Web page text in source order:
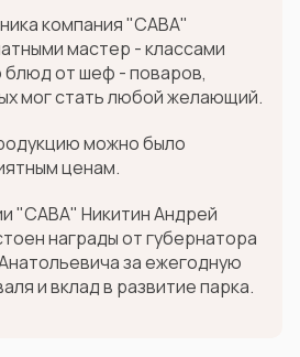
компания "САВА"
мастер - классами
от шеф - поваров,
мог стать любой желающий.
можно было
ценам.
"САВА" Никитин Андрей
награды от губернатора
за ежегодную
и вклад в развитие парка.